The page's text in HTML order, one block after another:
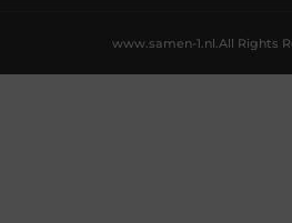
All Rights
www.samen-1.nl.